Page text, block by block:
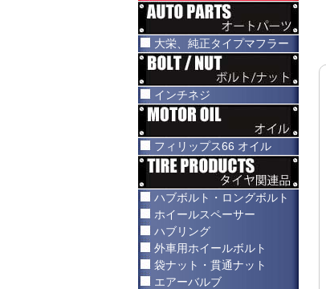
大栄、純正タイプマフラー
インチネジ
フィリップス66 オイル
ハブボルト・ロングボルト
ホイールスペーサー
ハブリング
外車用ホイールボルト
袋ナット・貫通ナット
エアーバルブ